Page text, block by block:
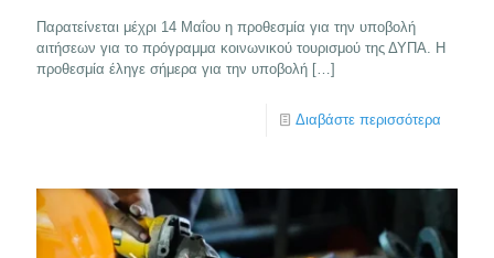
Παρατείνεται μέχρι 14 Μαΐου η προθεσμία για την υποβολή
αιτήσεων για το πρόγραμμα κοινωνικού τουρισμού της ΔΥΠΑ. Η
προθεσμία έληγε σήμερα για την υποβολή […]
Διαβάστε περισσότερα